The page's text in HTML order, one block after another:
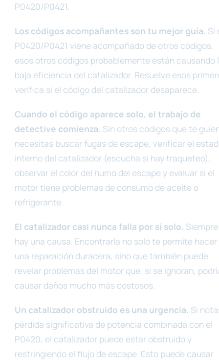
P0420/P0421.
Los códigos acompañantes son tu mejor guía. Si
P0420/P0421 viene acompañado de otros códigos,
esos otros códigos probablemente están causando
baja eficiencia del catalizador. Resuelve esos
verifica si el código del catalizador desaparece.
Cuando el código aparece solo, el trabajo de
detective comienza. Sin otros códigos que te
necesitas buscar fugas de escape, verificar el
interno del catalizador (escucha si hay traqueteo),
observar el color del humo del escape y evaluar si el
motor tiene problemas de consumo de aceite o
refrigerante.
El catalizador casi nunca falla por sí solo. Siempre
hay una causa. Encontrarla no solo te permite hacer
una reparación duradera, sino que también puede
revelar problemas del motor que, si se ignoran,
causar daños mucho más costosos.
Un catalizador obstruido es una urgencia. Si
pérdida significativa de potencia combinada con el
P0420, el catalizador puede estar obstruido y
restringiendo el flujo de escape. Esto puede causar